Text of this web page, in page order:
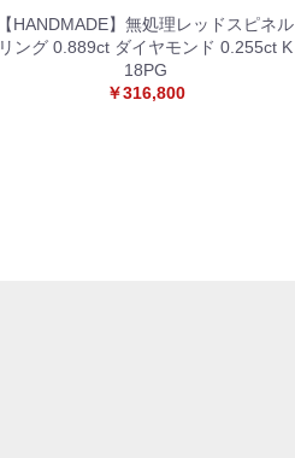
【HANDMADE】無処理レッドスピネル
リング 0.889ct ダイヤモンド 0.255ct K
18PG
￥316,800